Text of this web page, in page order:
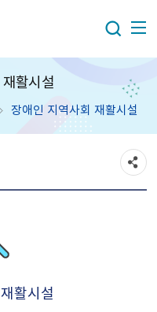
활시설
장애인 지역사회 재활시설
활시설